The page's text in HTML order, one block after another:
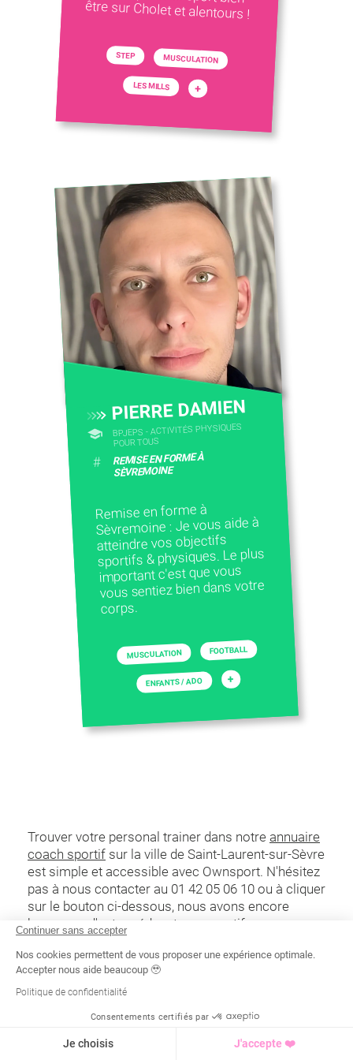
CONTACTEZ-NOUS
être sur Cholet et alentours !
STEP MUSCULATION
LES MILLS +
PIERRE DAMIEN
BPJEPS - ACTIVITÉS PHYSIQUES
POUR TOUS
# REMISE EN FORME À
SÈVREMOINE
Remise en forme à
Sèvremoine : Je vous aide à
atteindre vos objectifs
sportifs & physiques. Le plus
important c'est que vous
vous sentiez bien dans votre
corps.
MUSCULATION FOOTBALL
ENFANTS / ADO +
Trouver votre personal trainer dans notre annuaire
coach sportif sur la ville de Saint-Laurent-sur-Sèvre
est simple et accessible avec Ownsport. N'hésitez
pas à nous contacter au 01 42 05 06 10 ou à cliquer
sur le bouton ci-dessous, nous avons encore
beaucoup d'autres éducateurs sportifs,
professeurs de Pilates et de Yoga sur la commune
de Saint-Laurent-sur-Sèvre n'ayant pas créé de
profil !
Saint-Laurent-sur-Sèvre
, voir
Continuer sans accepter
Nos cookies permettent de vous proposer une expérience optimale.
Accepter nous aide beaucoup 🥹
Politique de confidentialité
Consentements certifiés par
Je choisis J'accepte ❤️